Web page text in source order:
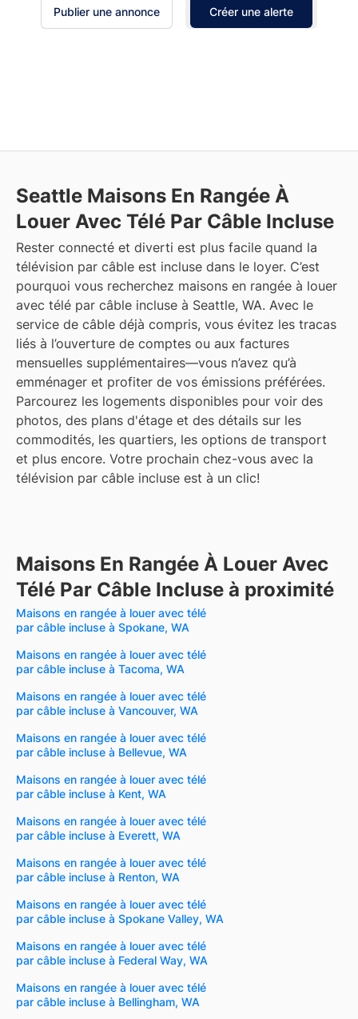
Publier une annonce Créer une alerte
Seattle Maisons En Rangée À
Louer Avec Télé Par Câble Incluse
Rester connecté et diverti est plus facile quand la
télévision par câble est incluse dans le loyer. C’est
pourquoi vous recherchez maisons en rangée à louer
avec télé par câble incluse à Seattle, WA. Avec le
service de câble déjà compris, vous évitez les tracas
liés à l’ouverture de comptes ou aux factures
mensuelles supplémentaires—vous n’avez qu’à
emménager et profiter de vos émissions préférées.
Parcourez les logements disponibles pour voir des
photos, des plans d'étage et des détails sur les
commodités, les quartiers, les options de transport
et plus encore. Votre prochain chez-vous avec la
télévision par câble incluse est à un clic!
Maisons En Rangée À Louer Avec
Télé Par Câble Incluse à proximité
Maisons en rangée à louer avec télé
par câble incluse à Spokane, WA
Maisons en rangée à louer avec télé
par câble incluse à Tacoma, WA
Maisons en rangée à louer avec télé
par câble incluse à Vancouver, WA
Maisons en rangée à louer avec télé
par câble incluse à Bellevue, WA
Maisons en rangée à louer avec télé
par câble incluse à Kent, WA
Maisons en rangée à louer avec télé
par câble incluse à Everett, WA
Maisons en rangée à louer avec télé
par câble incluse à Renton, WA
Maisons en rangée à louer avec télé
par câble incluse à Spokane Valley, WA
Maisons en rangée à louer avec télé
par câble incluse à Federal Way, WA
Maisons en rangée à louer avec télé
par câble incluse à Bellingham, WA